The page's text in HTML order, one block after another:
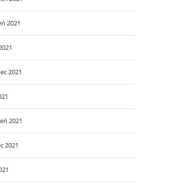
2021
2021
2021
2021